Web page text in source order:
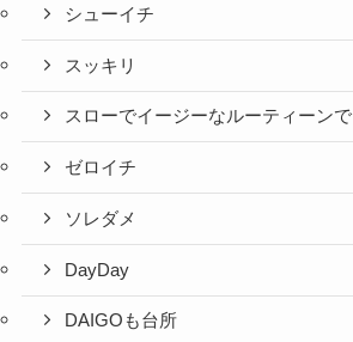
シューイチ
スッキリ
スローでイージーなルーティーンで
ゼロイチ
ソレダメ
DayDay
DAIGOも台所